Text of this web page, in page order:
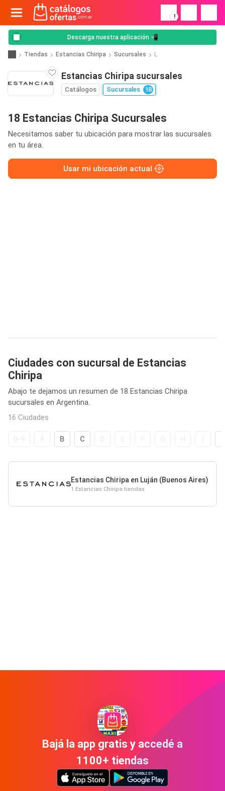
!
Descarga nuestra aplicación 📲
Tiendas Estancias Chiripa Sucursales L
Estancias Chiripa sucursales
Catálogos Sucursales 18
18 Estancias Chiripa Sucursales
Necesitamos saber tu ubicación para mostrar las sucursales
en tu área.
Usar mi ubicación actual
Ciudades con sucursal de Estancias
Chiripa
Abajo te dejamos un resumen de 18 Estancias Chiripa
sucursales en Argentina.
16 Ciudades
B C
Estancias Chiripa en Luján (Buenos Aires)
1 Estancias Chiripa tiendas
Bajá la app gratis y accedé a
1100+ tiendas